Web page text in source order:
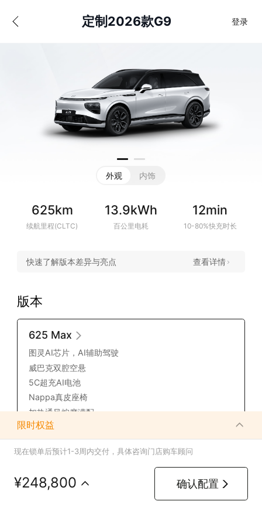
定制2026款G9 登录
外观 内饰
625km
续航里程(CLTC)
13.9kWh
百公里电耗
12min
10-80%快充时长
快速了解版本差异与亮点 查看详情
版本
625 Max
图灵AI芯片，AI辅助驾驶
威巴克双腔空悬
5C超充AI电池
Nappa真皮座椅
加热通风按摩满配
725 Max
680 四驱 Max
限时权益
现在锁单后预计1-3周内交付，具体咨询门店购车顾问
¥248,800 确认配置